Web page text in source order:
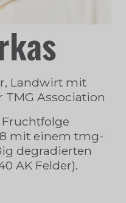
Landwirt mit
TMG Association
mit einem tmg-
degradierten
AK Felder).